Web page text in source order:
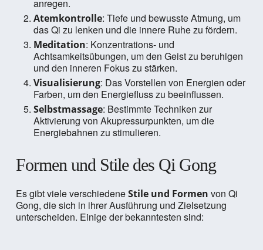
anregen.
Atemkontrolle: Tiefe und bewusste Atmung, um
das Qi zu lenken und die innere Ruhe zu fördern.
Meditation: Konzentrations- und
Achtsamkeitsübungen, um den Geist zu beruhigen
und den inneren Fokus zu stärken.
Visualisierung: Das Vorstellen von Energien oder
Farben, um den Energiefluss zu beeinflussen.
Selbstmassage: Bestimmte Techniken zur
Aktivierung von Akupressurpunkten, um die
Energiebahnen zu stimulieren.
Formen und Stile des Qi Gong
Es gibt viele verschiedeneStile und Formen von Qi
Gong, die sich in ihrer Ausführung und Zielsetzung
unterscheiden. Einige der bekanntesten sind: